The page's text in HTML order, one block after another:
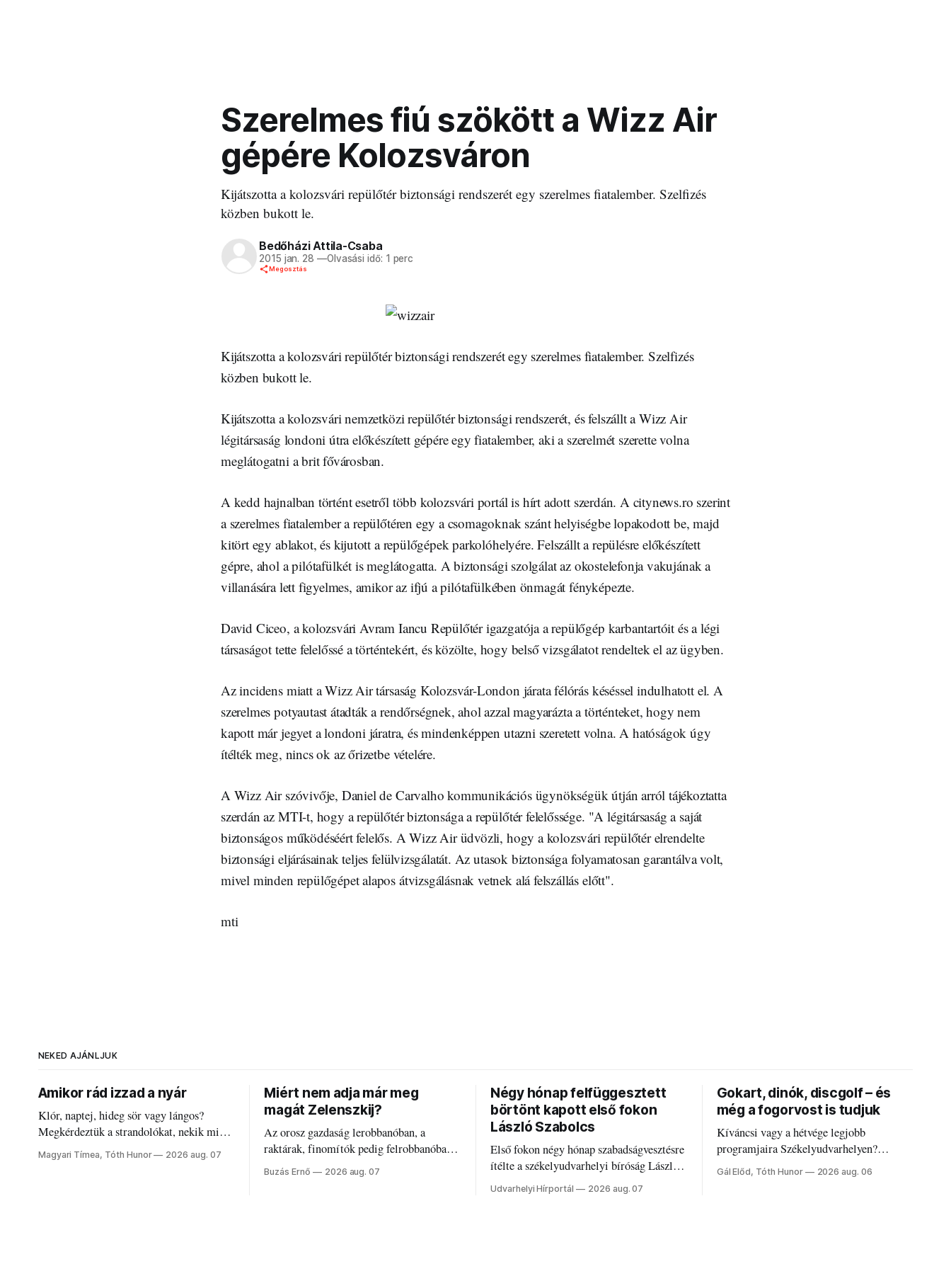
Szerelmes fiú szökött a Wizz Air
gépére Kolozsváron
Kijátszotta a kolozsvári repülőtér biztonsági rendszerét egy szerelmes fiatalember. Szelfizés
közben bukott le.
Bedőházi Attila-Csaba
2015 jan. 28 —Olvasási idő: 1 perc
Megosztás
Kijátszotta a kolozsvári repülőtér biztonsági rendszerét egy szerelmes fiatalember. Szelfizés
közben bukott le.
Kijátszotta a kolozsvári nemzetközi repülőtér biztonsági rendszerét, és felszállt a Wizz Air
légitársaság londoni útra előkészített gépére egy fiatalember, aki a szerelmét szerette volna
meglátogatni a brit fővárosban.
A kedd hajnalban történt esetről több kolozsvári portál is hírt adott szerdán. A citynews.ro szerint
a szerelmes fiatalember a repülőtéren egy a csomagoknak szánt helyiségbe lopakodott be, majd
kitört egy ablakot, és kijutott a repülőgépek parkolóhelyére. Felszállt a repülésre előkészített
gépre, ahol a pilótafülkét is meglátogatta. A biztonsági szolgálat az okostelefonja vakujának a
villanására lett figyelmes, amikor az ifjú a pilótafülkében önmagát fényképezte.
David Ciceo, a kolozsvári Avram Iancu Repülőtér igazgatója a repülőgép karbantartóit és a légi
társaságot tette felelőssé a történtekért, és közölte, hogy belső vizsgálatot rendeltek el az ügyben.
Az incidens miatt a Wizz Air társaság Kolozsvár-London járata félórás késéssel indulhatott el. A
szerelmes potyautast átadták a rendőrségnek, ahol azzal magyarázta a történteket, hogy nem
kapott már jegyet a londoni járatra, és mindenképpen utazni szeretett volna. A hatóságok úgy
ítélték meg, nincs ok az őrizetbe vételére.
A Wizz Air szóvivője, Daniel de Carvalho kommunikációs ügynökségük útján arról tájékoztatta
szerdán az MTI-t, hogy a repülőtér biztonsága a repülőtér felelőssége. "A légitársaság a saját
biztonságos működéséért felelős. A Wizz Air üdvözli, hogy a kolozsvári repülőtér elrendelte
biztonsági eljárásainak teljes felülvizsgálatát. Az utasok biztonsága folyamatosan garantálva volt,
mivel minden repülőgépet alapos átvizsgálásnak vetnek alá felszállás előtt".
mti
NEKED AJÁNLJUK
Amikor rád izzad a nyár
Klór, naptej, hideg sör vagy lángos?
Megkérdeztük a strandolókat, nekik mi
jelenti a nyarat, és hogyan bírják a
kánikulát.
Magyari Tímea, Tóth Hunor 2026 aug. 07
Miért nem adja már meg
magát Zelenszkij?
Az orosz gazdaság lerobbanóban, a
raktárak, finomítók pedig felrobbanóban.
Akárcsak az ukrán népharag, amikor
elégedetlen vezetőivel.
Buzás Ernő 2026 aug. 07
Négy hónap felfüggesztett
börtönt kapott első fokon
László Szabolcs
Első fokon négy hónap szabadságvesztésre
ítélte a székelyudvarhelyi bíróság László
Szabolcsot.
Udvarhelyi Hírportál 2026 aug. 07
Gokart, dinók, discgolf – és
még a fogorvost is tudjuk
Kíváncsi vagy a hétvége legjobb
programjaira Székelyudvarhelyen?
Nálunk megtalálod őket – sőt, ha baj van a
fogaddal, a fogorvosi ügyeletet is!
Gál Előd, Tóth Hunor 2026 aug. 06